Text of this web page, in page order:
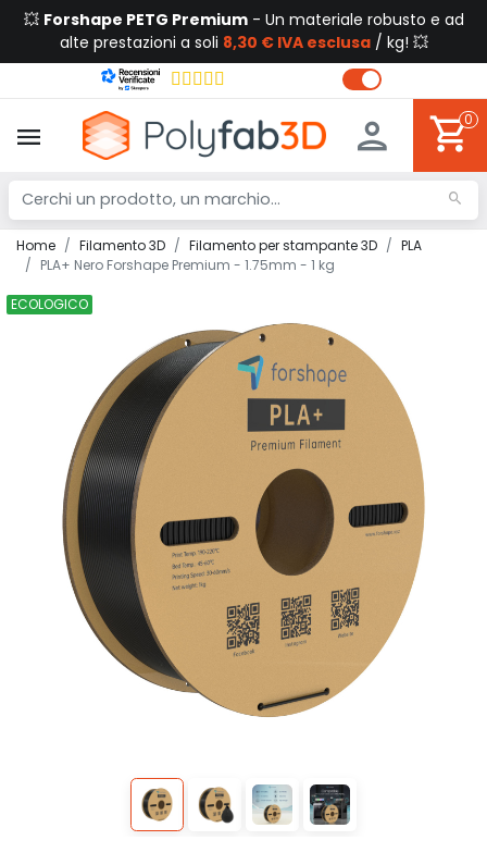
💥 Forshape PETG Premium- Un materiale robusto e ad
alte prestazioni a soli 8,30 € IVA esclusa/ kg! 💥
0
Home Filamento 3D Filamento per stampante 3D
PLA
PLA+ Nero Forshape Premium - 1.75mm - 1 kg
ECOLOGICO